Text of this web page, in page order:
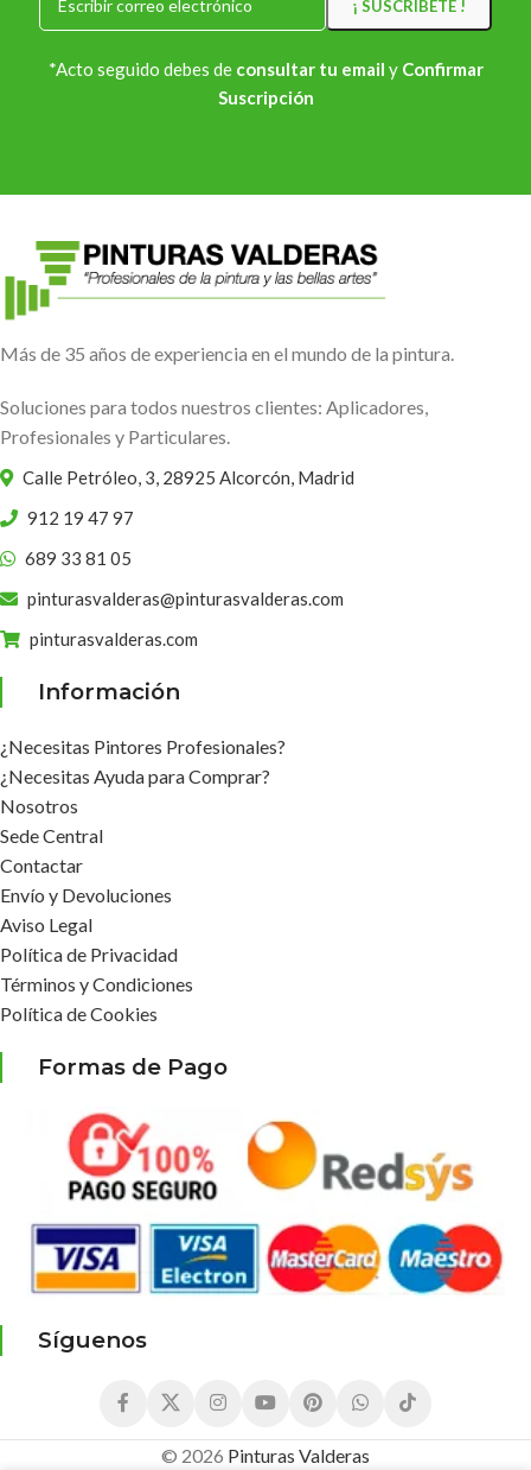
*Acto seguido debes de consultar tu email y Confirmar
Suscripción
Más de 35 años de experiencia en el mundo de la pintura.
Soluciones para todos nuestros clientes: Aplicadores,
Profesionales y Particulares.
Calle Petróleo, 3, 28925 Alcorcón, Madrid
912 19 47 97
689 33 81 05
pinturasvalderas@pinturasvalderas.com
pinturasvalderas.com
Información
¿Necesitas Pintores Profesionales?
¿Necesitas Ayuda para Comprar?
Nosotros
Sede Central
Contactar
Envío y Devoluciones
Aviso Legal
Política de Privacidad
Términos y Condiciones
Política de Cookies
Formas de Pago
Síguenos
© 2026 Pinturas Valderas
5,92€